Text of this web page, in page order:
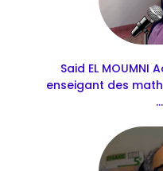
Said EL
enseigant des